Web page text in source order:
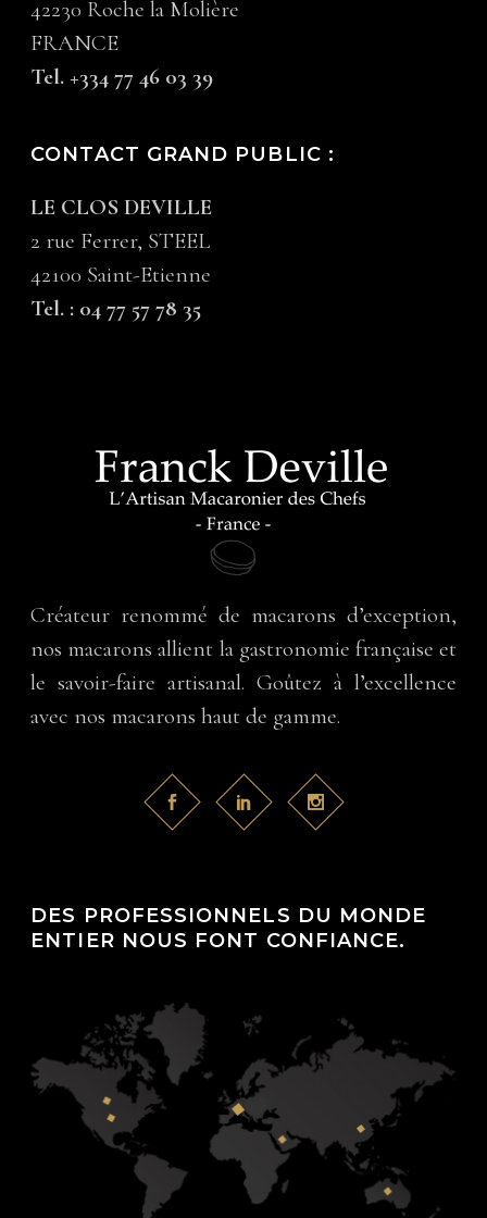
42230 Roche la Molière
FRANCE
Tel. +334 77 46 03 39
CONTACT GRAND PUBLIC :
LE CLOS DEVILLE
2 rue Ferrer, STEEL
42100 Saint-Etienne
Tel. : 04 77 57 78 35
Créateur renommé de macarons d’exception,
nos macarons allient la gastronomie française et
le savoir-faire artisanal. Goûtez à l’excellence
avec nos macarons haut de gamme.
DES PROFESSIONNELS DU MONDE
ENTIER NOUS FONT CONFIANCE.